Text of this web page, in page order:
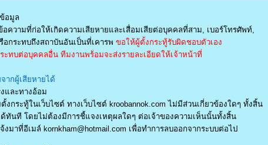
อมูล
ความที่ก่อให้เกิดความเสียหายและเสื่อมเสียต่อบุคคลที่สาม, เบอร์โทรศัพท์,
กระทบถึงสถาบันอันเป็นที่เคารพ ขอให้ผู้ตั้งกระทู้รับผิดชอบตัวเอง
ทบต่อบุคคลอื่น ทีมงานพร้อมจะส่งรายละเอียดให้เจ้าหน้าที่
ากผู้เสียหายได้
และทางอ้อม
กระทู้ในเว็บไซต์ ทางเว็บไซต์ kroobannok.com ไม่มีส่วนเกี่ยวข้องใดๆ ทั้งสิ้น
ทันที โดยไม่ต้องมีการชี้แจงเหตุผลใดๆ ต่อเจ้าของความเห็นนั้นทั้งสิ้น
งมาที่อีเมล์ kornkham@hotmail.com เพื่อทำการลบออกจากระบบต่อไป